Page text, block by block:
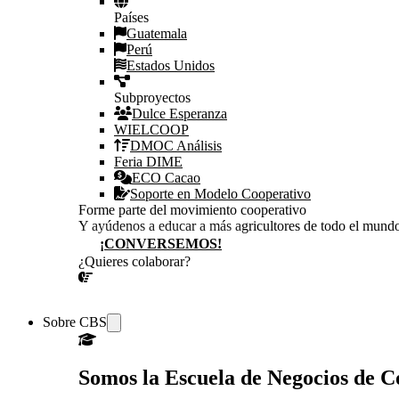
Países
Guatemala
Perú
Estados Unidos
Subproyectos
Dulce Esperanza
WIELCOOP
DMOC Análisis
Feria DIME
ECO Cacao
Soporte en Modelo Cooperativo
Forme parte del movimiento cooperativo
Y ayúdenos a educar a más agricultores de todo el
¡CONVERSEMOS!
¿Quieres colaborar?
Sobre CBS
Somos la Escuela de Negocios de